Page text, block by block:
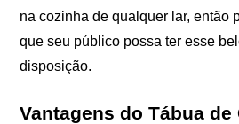
na cozinha de qualquer lar, então
que seu público possa ter esse
disposição.
Vantagens do Tábua de